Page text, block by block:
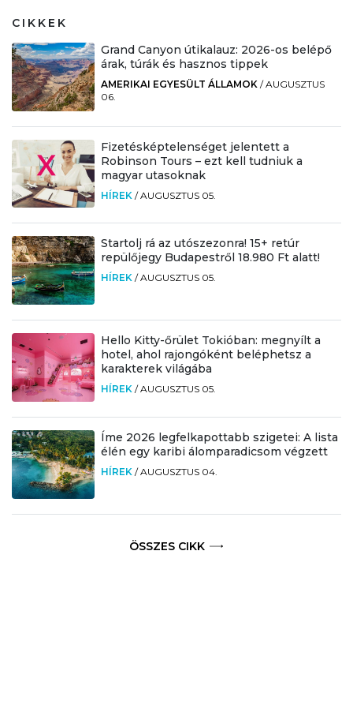
CIKKEK
Grand Canyon útikalauz: 2026-os belépő
árak, túrák és hasznos tippek
AMERIKAI EGYESÜLT ÁLLAMOK /AUGUSZTUS
06.
Fizetésképtelenséget jelentett a
Robinson Tours – ezt kell tudniuk a
magyar utasoknak
HÍREK /AUGUSZTUS 05.
Startolj rá az utószezonra! 15+ retúr
repülőjegy Budapestről 18.980 Ft alatt!
HÍREK /AUGUSZTUS 05.
Hello Kitty-őrület Tokióban: megnyílt a
hotel, ahol rajongóként beléphetsz a
karakterek világába
HÍREK /AUGUSZTUS 05.
Íme 2026 legfelkapottabb szigetei: A lista
élén egy karibi álomparadicsom végzett
HÍREK /AUGUSZTUS 04.
ÖSSZES CIKK